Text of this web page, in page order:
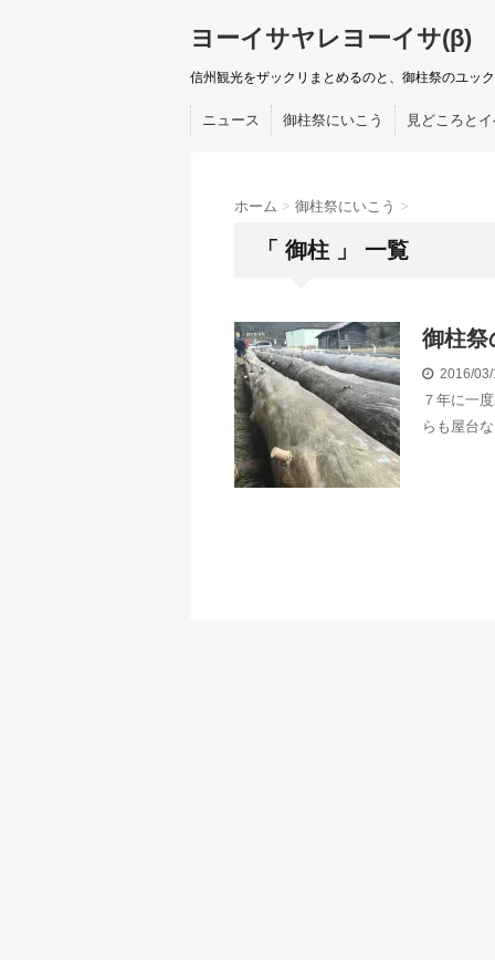
ヨーイサヤレヨーイサ(β)
信州観光をザックリまとめるのと、御柱祭のユッ
ニュース 御柱祭にいこう 見どころと
ホーム > 御柱祭にいこう >
「 御柱 」 一覧
御柱祭
2016/
７年に一
らも屋台